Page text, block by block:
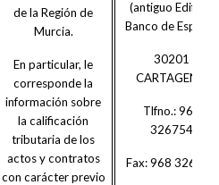
de la Región de
Murcia.
En particular, le
corresponde la
información sobre
la calificación
tributaria de los
actos y contratos
con carácter previo
(antiguo Edificio
Banco de España)
30201
CARTAGENA
Tlfno.: 968
326754
Fax: 968 326616